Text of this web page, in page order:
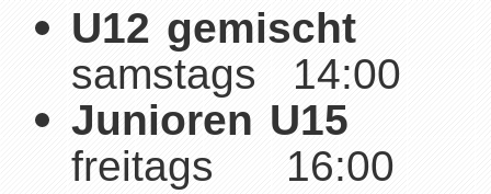
U12 gemischt
samstags
Junioren U15
freitags 16:00